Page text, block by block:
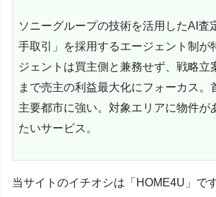
ソニーグループの技術を活用したAI査
手取引」を採用するエージェント制が
ジェントは買主側と兼務せず、戦略立
まで売主の利益最大化にフォーカス。
主要都市に強い。対象エリアに物件が
たいサービス。
当サイトのイチオシは「HOME4U」です